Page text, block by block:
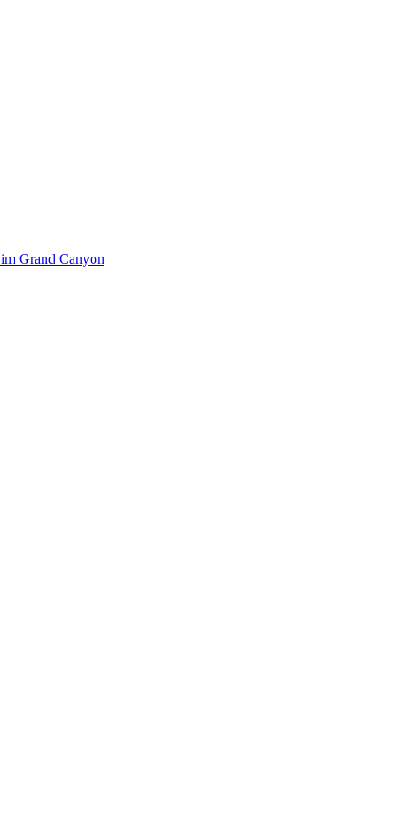
Grand Canyon